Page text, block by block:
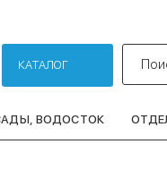
КАТАЛОГ
ВОДОСТОК